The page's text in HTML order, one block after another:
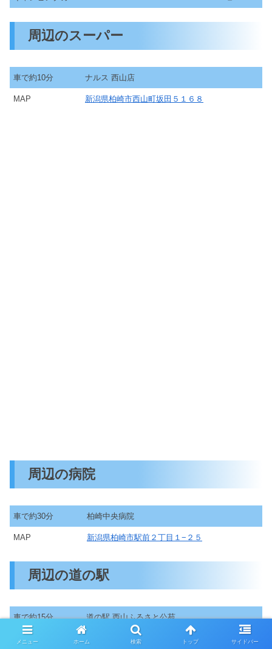
周辺のスーパー
車で約10分 ナルス 西山店
MAP 新潟県柏崎市西山町坂田５１６８
周辺の病院
車で約30分 柏崎中央病院
MAP 新潟県柏崎市駅前２丁目１−２５
周辺の道の駅
車で約15分 道の駅 西山ふるさと公苑
MAP 新潟県柏崎市西山町坂田７１７−４
メニュー ホーム 検索 トップ サイドバー